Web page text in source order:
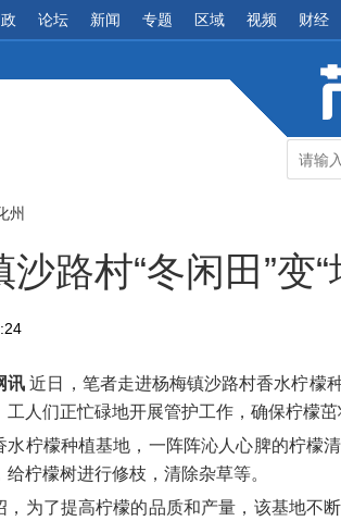
论坛 新闻 专题 区域 视频 财经
州
沙路村“冬闲田”变
讯 近日，笔者走进杨梅镇沙路村香水柠檬
工人们正忙碌地开展管护工作，确保柠檬茁
水柠檬种植基地，一阵阵沁人心脾的柠檬
给柠檬树进行修枝，清除杂草等。
，为了提高柠檬的品质和产量，该基地不